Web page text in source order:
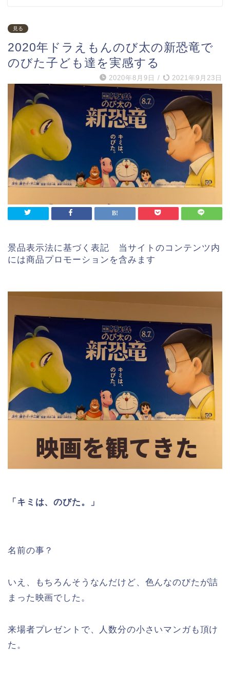
見る
2020年ドラえもんのび太の新恐竜で
のびた子ども達を実感する
2020年8月9日 / 2021年9月23日
景品表示法に基づく表記 当サイトのコンテンツ内
には商品プロモーションを含みます
「キミは、のびた。」
名前の事？
いえ、もちろんそうなんだけど、色んなのびたが詰
まった映画でした。
来場者プレゼントで、人数分の小さいマンガも頂け
た。